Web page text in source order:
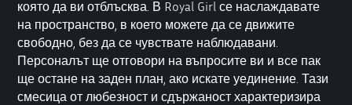
която да ви отблъсква. В Royal Girl се наслаждавате
на пространство, в което можете да се движите
свободно, без да се чувствате наблюдавани.
Персоналът ще отговори на въпросите ви и все пак
ще остане на заден план, ако искате уединение. Тази
смесица от любезност и сдържаност характеризира